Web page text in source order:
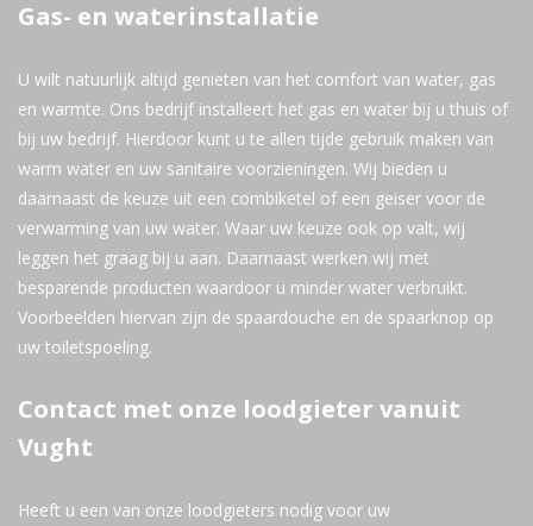
Gas- en waterinstallatie
U wilt natuurlijk altijd genieten van het comfort van water, gas
en warmte. Ons bedrijf installeert het gas en water bij u thuis of
bij uw bedrijf. Hierdoor kunt u te allen tijde gebruik maken van
warm water en uw sanitaire voorzieningen. Wij bieden u
daarnaast de keuze uit een combiketel of een geiser voor de
verwarming van uw water. Waar uw keuze ook op valt, wij
leggen het graag bij u aan. Daarnaast werken wij met
besparende producten waardoor u minder water verbruikt.
Voorbeelden hiervan zijn de spaardouche en de spaarknop op
uw toiletspoeling.
Contact met onze loodgieter vanuit
Vught
Heeft u een van onze loodgieters nodig voor uw